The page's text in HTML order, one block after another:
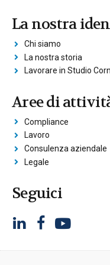
La nostra
Chi siamo
La nostra storia
Lavorare in Studio
Aree di
Compliance
Lavoro
Consulenza aziendale
Legale
Seguici